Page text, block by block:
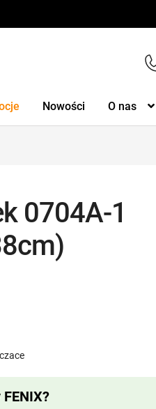
Nowości O nas
0704A-1